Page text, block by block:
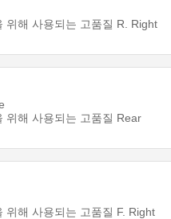
위해 사용되는 고품질 R. Right
위해 사용되는 고품질 Rear
위해 사용되는 고품질 F. Right